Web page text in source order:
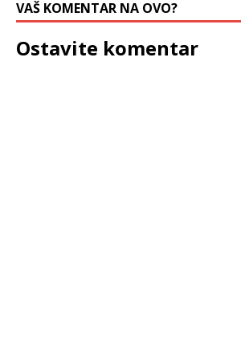
VAŠ KOMENTAR NA OVO?
Ostavite komentar